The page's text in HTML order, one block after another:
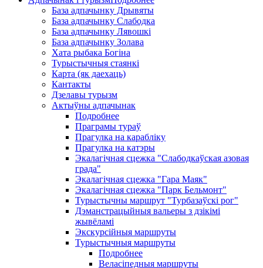
База адпачынку Дрывяты
База адпачынку Слабодка
База адпачынку Лявошкі
База адпачынку Золава
Хата рыбака Богіна
Турыстычныя стаянкі
Карта (як даехаць)
Кантакты
Дзелавы турызм
Актыўны адпачынак
Подробнее
Праграмы тураў
Прагулка на карабліку
Прагулка на катэры
Экалагічная сцежка "Слабодкаўская азовая
града"
Экалагічная сцежка "Гара Маяк"
Экалагічная сцежка "Парк Бельмонт"
Турыстычны маршрут "Турбазаўскі рог"
Дэманстрацыйныя вальеры з дзікімі
жывёламі
Экскурсійныя маршруты
Турыстычныя маршруты
Подробнее
Веласіпедныя маршруты